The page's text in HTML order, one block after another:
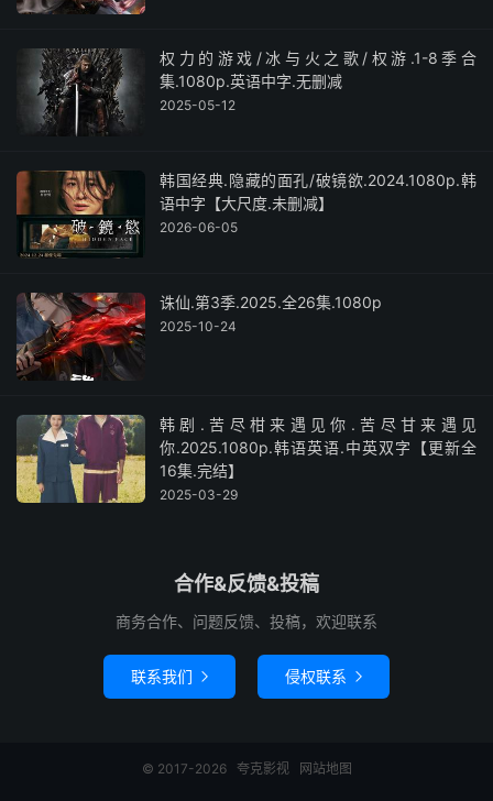
权力的游戏/冰与火之歌/权游.1-8季合
集.1080p.英语中字.无删减
2025-05-12
韩国经典.隐藏的面孔/破镜欲.2024.1080p.韩
语中字【大尺度.未删减】
2026-06-05
诛仙.第3季.2025.全26集.1080p
2025-10-24
韩剧.苦尽柑来遇见你.苦尽甘来遇见
你.2025.1080p.韩语英语.中英双字【更新全
16集.完结】
2025-03-29
合作&反馈&投稿
商务合作、问题反馈、投稿，欢迎联系
联系我们  侵权联系 
© 2017-2026 夸克影视 网站地图